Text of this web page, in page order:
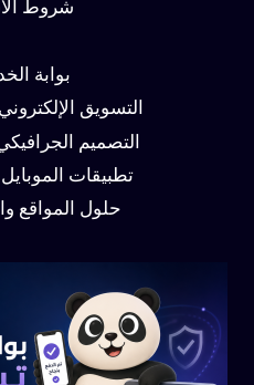
شروط
بوابة
التسويق
التصميم
تطبيقات
حلول المواقع